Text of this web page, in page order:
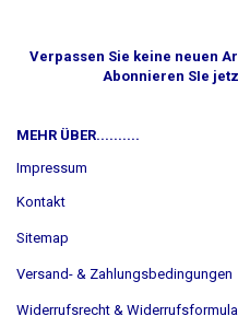
Verpassen Sie keine neuen
Abonnieren SIe
MEHR ÜBER..........
Impressum
Kontakt
Sitemap
Versand- & Zahlungsbedingungen
Widerrufsrecht &